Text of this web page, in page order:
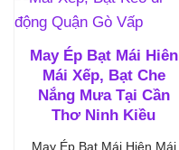
May Ép Bạt Mái Hiên
Mái Xếp, Bạt Che
Nắng Mưa Tại Cần
Thơ Ninh Kiều
May Ép Bạt Mái Hiên Mái